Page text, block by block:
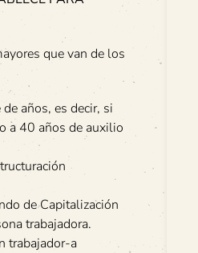
que van de los
años, es decir, si
a 40 años de auxilio
de Capitalización
trabajadora.
trabajador-a